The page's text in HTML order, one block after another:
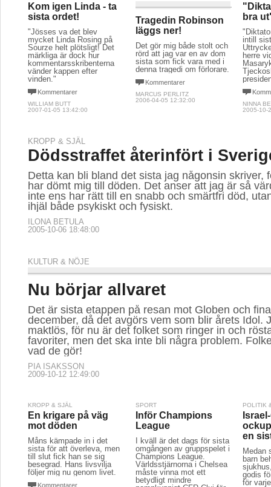
Kom igen Linda - ta
sista ordet!
"Jösses va det blev
mycket Linda Rosing på
Sourze helt plötsligt! Det
märkliga är dock hur
kommentarsskribenterna
vänder kappen efter
vinden."
Kommentarer
WILLIAM BUTT
2007-01-05 13:42:00
Tragedin Robinson
läggs ner!
Det gör mig både stolt och
rörd att jag var en av dom
sista som fick vara med i
denna tragedi om förlorare.
Kommentarer
MARCUS PERLITZ
2006-04-05 12:32:00
bra
intill
herre
NINNA
2005-10-
KROPP & SJÄL
Dödsstraffet återinfört i
Detta kan bli bland det sista jag någonsin skriver,
har dömt mig till döden. Det anser att jag är så
inte ens har rätt till en snabb och smärtfri död,
ihjäl både psykiskt och fysiskt.
ILONA BETULA
2005-10-06 18:48:00
KULTUR & NÖJE
Nu börjar allvaret
Det är sista etappen på resan mot Globen och
december, då det avgörs vem som blir årets Idol.
maktlös, för nu är det folket som ringer in och
favoriter, men det ska inte bli några problem.
vad de gör!
PIA ISAKSSON
2009-10-12 12:49:00
KROPP & SJÄL
En krigare på väg
mot döden
Måns kämpade in i det
sista för att överleva, men
till slut fick han se sig
besegrad. Hans livsvilja
följer mig nu genom livet.
Kommentarer
SPORT
Inför Champions
League
I kväll är det dags för sista
omgången av gruppspelet i
Champions League.
Världsstjärnorna i Chelsea
måste vinna mot ett
betydligt mindre
POLITIK
en
Medan
barn
godis
för